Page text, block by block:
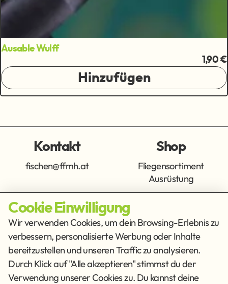
Ausable Wulff
1,90 €
Hinzufügen
Kontakt
fischen@ffmh.at
Shop
Fliegensortiment
Ausrüstung
Info
Impressum
Datenschutz
AGB
Get Social
Cookie Einwilligung
Wir verwenden Cookies, um dein Browsing-Erlebnis zu
verbessern, personalisierte Werbung oder Inhalte
bereitzustellen und unseren Traffic zu analysieren.
Durch Klick auf "Alle akzeptieren" stimmst du der
Verwendung unserer Cookies zu. Du kannst deine